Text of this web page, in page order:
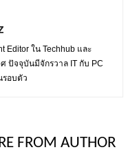
Editor ใน Techhub และ
ปัจจุบันมีจักรวาล IT กับ PC
รอบตัว
FROM AUTHOR